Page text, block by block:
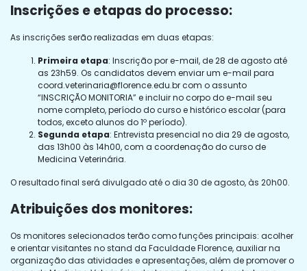
Inscrições e etapas do processo:
As inscrições serão realizadas em duas etapas:
Primeira etapa: Inscrição por e-mail, de 28 de agosto até
as 23h59. Os candidatos devem enviar um e-mail para
coord.veterinaria@florence.edu.brcom o assunto
“INSCRIÇÃO MONITORIA” e incluir no corpo do e-mail seu
nome completo, período do curso e histórico escolar (para
todos, exceto alunos do 1º período).
Segunda etapa: Entrevista presencial no dia 29 de agosto,
das 13h00 às 14h00, com a coordenação do curso de
Medicina Veterinária.
O resultado final será divulgado até o dia 30 de agosto, às 20h00.
Atribuições dos monitores:
Os monitores selecionados terão como funções principais: acolher
e orientar visitantes no stand da Faculdade Florence, auxiliar na
organização das atividades e apresentações, além de promover o